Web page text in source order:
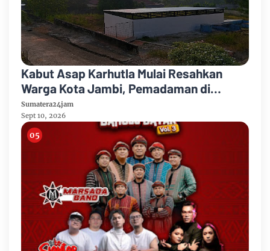
Kabut Asap Karhutla Mulai Resahkan
Warga Kota Jambi, Pemadaman di
Sungai Gelam Terus Dikebut
Sumatera24jam
Sept 10, 2026